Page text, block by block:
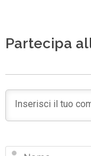
Partecipa